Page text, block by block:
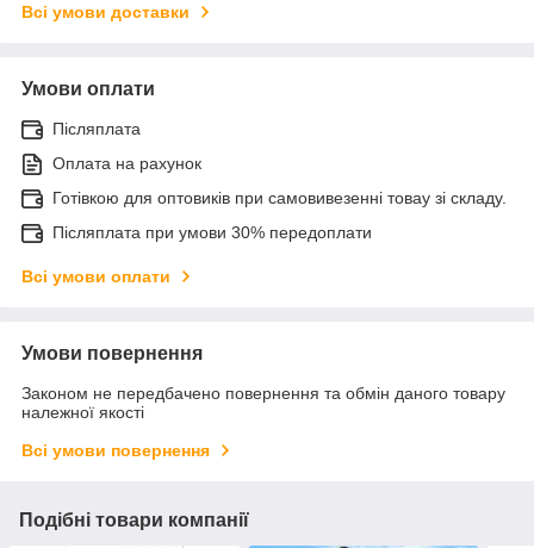
Всі умови доставки
Умови оплати
Післяплата
Оплата на рахунок
Готівкою для оптовиків при самовивезенні товау зі складу.
Післяплата при умови 30% передоплати
Всі умови оплати
Умови повернення
Законом не передбачено повернення та обмін даного товару
належної якості
Всі умови повернення
Подібні товари компанії